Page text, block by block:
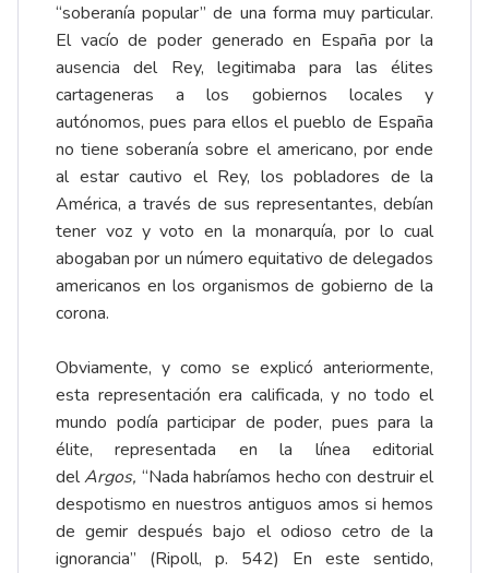
“soberanía popular” de una forma muy particular.
El vacío de poder generado en España por la
ausencia del Rey, legitimaba para las élites
cartageneras a los gobiernos locales y
autónomos, pues para ellos el pueblo de España
no tiene soberanía sobre el americano, por ende
al estar cautivo el Rey, los pobladores de la
América, a través de sus representantes, debían
tener voz y voto en la monarquía, por lo cual
abogaban por un número equitativo de delegados
americanos en los organismos de gobierno de la
corona.
Obviamente, y como se explicó anteriormente,
esta representación era calificada, y no todo el
mundo podía participar de poder, pues para la
élite, representada en la línea editorial
delArgos, “Nada habríamos hecho con destruir el
despotismo en nuestros antiguos amos si hemos
de gemir después bajo el odioso cetro de la
ignorancia” (Ripoll, p. 542) En este sentido,